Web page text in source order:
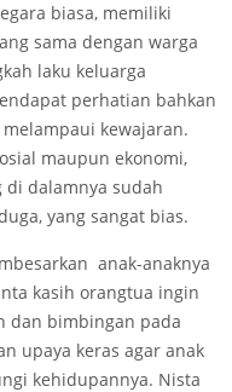
biasa, memiliki
sama dengan warga
laku keluarga
perhatian bahkan
kewajaran.
maupun ekonomi,
di dalamnya sudah
yang sangat bias.
anak-anaknya
kasih orangtua ingin
dan bimbingan pada
upaya keras agar anak
kehidupannya. Nista